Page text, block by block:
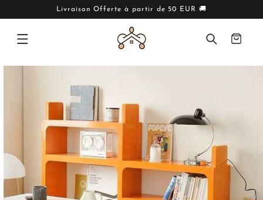
Livraison Offerte à partir de 50 EUR 🚚
Panier